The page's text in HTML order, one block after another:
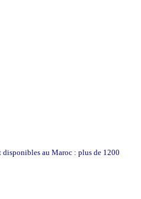
au Maroc : plus de 1200